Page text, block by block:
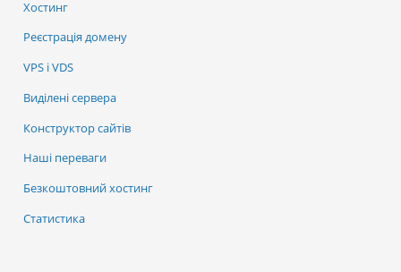
Хостинг
Реєстрація домену
VPS і VDS
Виділені сервера
Конструктор сайтів
Наші переваги
Безкоштовний хостинг
Статистика